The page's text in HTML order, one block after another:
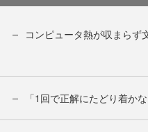
コンピュータ熱が収まらず
「1回で正解にたどり着か